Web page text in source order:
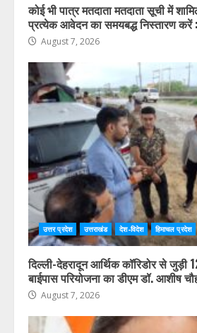
कोई भी पात्र मतदाता मतदाता सूची में
प्रत्येक आवेदन का समयबद्ध निस्तारण करें
August 7, 2026
उत्तर प्रदेश उत्तराखंड देश-विदेश हिमाचल प्रदेश
दिल्ली-देहरादून आर्थिक कॉरिडोर से जुड़ी
बाईपास परियोजना का डीएम डॉ. आशीष
August 7, 2026